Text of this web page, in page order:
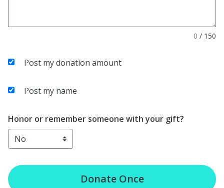
0 / 150
Post my donation amount
Post my name
Honor or remember someone with your gift?
DonateOnce